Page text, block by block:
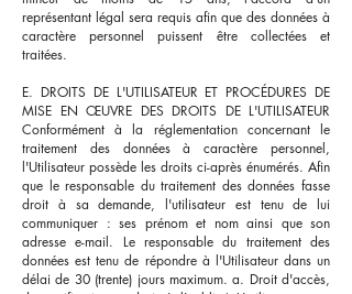
représentant légal sera requis afin que des données à
caractère personnel puissent être collectées et
traitées.
E. DROITS DE L'UTILISATEUR ET PROCÉDURES DE
MISE EN ŒUVRE DES DROITS DE L'UTILISATEUR
Conformément à la réglementation concernant le
traitement des données à caractère personnel,
l'Utilisateur possède les droits ci-après énumérés. Afin
que le responsable du traitement des données fasse
droit à sa demande, l'utilisateur est tenu de lui
communiquer : ses prénom et nom ainsi que son
adresse e-mail. Le responsable du traitement des
données est tenu de répondre à l'Utilisateur dans un
délai de 30 (trente) jours maximum. a. Droit d'accès,